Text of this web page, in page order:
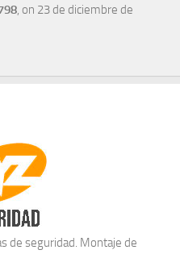
, on 23 de diciembre de
de seguridad. Montaje de